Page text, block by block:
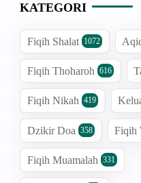
KATEGORI
Fiqih Shalat 1072
Fiqih Thoharoh 616
Fiqih Nikah 419
Dzikir Doa 358 Fiqih
Fiqih Muamalah 331